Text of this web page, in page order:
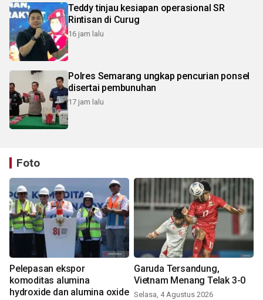
Teddy tinjau kesiapan operasional SR
Rintisan di Curug
16 jam lalu
Polres Semarang ungkap pencurian ponsel
disertai pembunuhan
17 jam lalu
Foto
Pelepasan ekspor
komoditas alumina
hydroxide dan alumina oxide
Garuda Tersandung,
Vietnam Menang Telak 3-0
Selasa, 4 Agustus 2026